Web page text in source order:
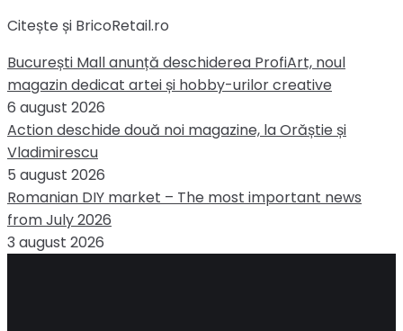
Citește și BricoRetail.ro
București Mall anunță deschiderea ProfiArt, noul
magazin dedicat artei și hobby-urilor creative
6 august 2026
Action deschide două noi magazine, la Orăștie și
Vladimirescu
5 august 2026
Romanian DIY market – The most important news
from July 2026
3 august 2026